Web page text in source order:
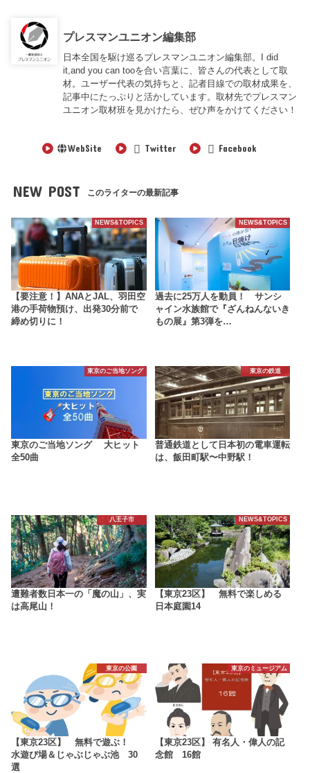
プレスマンユニオン編集部
日本全国を駆け巡るプレスマンユニオン編集部。I did
it,and you can tooを合い言葉に、皆さんの代表として取
材。ユーザー代表の気持ちと、記者目線での取材成果を、
記事中にたっぷりと活かしています。取材先でプレスマン
ユニオン取材班を見かけたら、ぜひ声をかけてください！
WebSite Twitter Facebook
NEW POST このライターの最新記事
NEWS&TOPICS
【要注意！】ANAとJAL、羽田空
港の手荷物預け、出発30分前で
締め切りに！
NEWS&TOPICS
過去に25万人を動員！ サンシ
ャイン水族館で『ざんねんないき
もの展』第3弾を…
東京のご当地ソング
東京のご当地ソング 大ヒット
全50曲
東京の鉄道
普通鉄道として日本初の電車運転
は、飯田町駅〜中野駅！
八王子市
遭難者数日本一の「魔の山」、実
は高尾山！
NEWS&TOPICS
【東京23区】 無料で楽しめる
日本庭園14
東京の公園
【東京23区】 無料で遊ぶ！
水遊び場＆じゃぶじゃぶ池 30
選
東京のミュージアム
【東京23区】 有名人・偉人の記
念館 16館